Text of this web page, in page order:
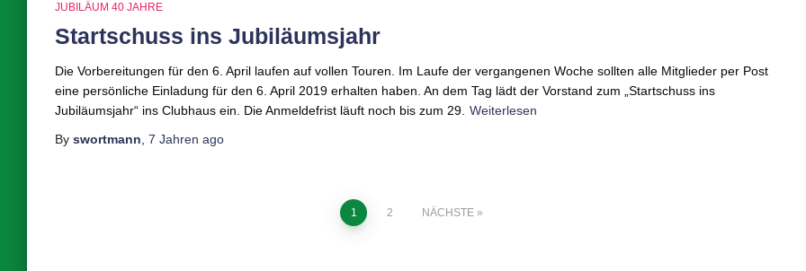
JUBILÄUM 40 JAHRE
Startschuss ins Jubiläumsjahr
Die Vorbereitungen für den 6. April laufen auf vollen Touren. Im Laufe der vergangenen Woche sollten alle Mitglieder per Post
eine persönliche Einladung für den 6. April 2019 erhalten haben. An dem Tag lädt der Vorstand zum „Startschuss ins
Jubiläumsjahr“ ins Clubhaus ein. Die Anmeldefrist läuft noch bis zum 29. Weiterlesen
By swortmann 7 Jahren ago
Seitennummerierung
1 2 NÄCHSTE